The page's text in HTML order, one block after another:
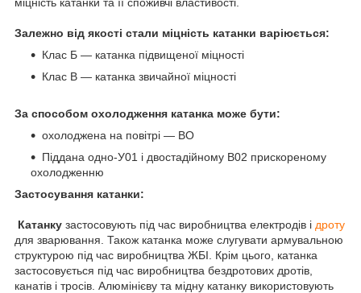
Залежно від якості стали міцність катанки варіюється:
Клас Б — катанка підвищеної міцності
Клас В — катанка звичайної міцності
За способом охолодження катанка може бути:
охолоджена на повітрі — ВО
Піддана одно-У01 і двостадійному В02 прискореному
охолодженню
Застосування катанки:
Катанку застосовують під час виробництва електродів і дроту
для зварювання. Також катанка може слугувати армувальною
структурою під час виробництва ЖБІ. Крім цього, катанка
застосовується під час виробництва бездротових дротів,
канатів і тросів. Алюмінієву та мідну катанку використовують